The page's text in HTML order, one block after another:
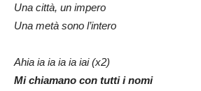
Una città, un impero
Una metà sono l’intero
Ahia ia ia ia ia iai (x2)
Mi chiamano con tutti i nomi